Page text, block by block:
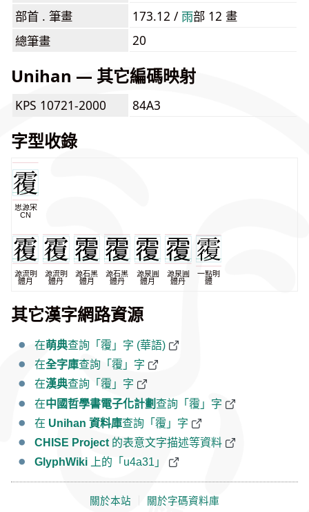
部首 . 筆畫
173.12 / ⾬部 12 畫
總筆畫
20
Unihan — 其它編碼映射
KPS 10721-2000 84A3
字型收錄
思源宋
CN
源流明
體月
源流明
體丹
源石黑
體月
源石黑
體丹
源泉圓
體月
源泉圓
體丹
一點明
體
其它漢字網路資源
在萌典查詢「䨱」字 (華語)
在全字庫查詢「䨱」字
在漢典查詢「䨱」字
在中國哲學書電子化計劃查詢「䨱」字
在 Unihan 資料庫查詢「䨱」字
CHISE Project 的表意文字描述等資料
GlyphWiki 上的「u4a31」
關於本站 關於字碼資料庫